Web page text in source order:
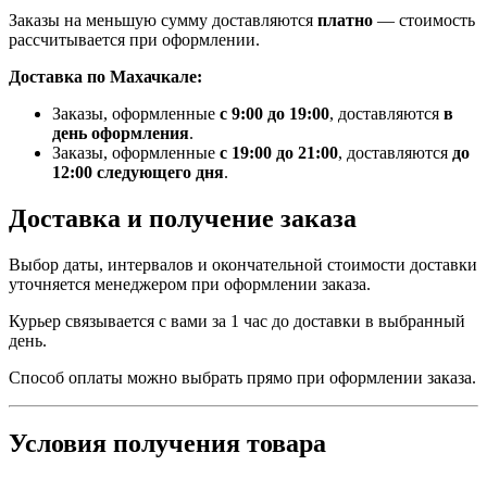
Заказы на меньшую сумму доставляются платно — стоимость
рассчитывается при оформлении.
Доставка по Махачкале:
Заказы, оформленные с 9:00 до 19:00, доставляются в
день оформления.
Заказы, оформленные с 19:00 до 21:00, доставляются до
12:00 следующего дня.
Доставка и получение заказа
Выбор даты, интервалов и окончательной стоимости доставки
уточняется менеджером при оформлении заказа.
Курьер связывается с вами за 1 час до доставки в выбранный
день.
Способ оплаты можно выбрать прямо при оформлении заказа.
Условия получения товара